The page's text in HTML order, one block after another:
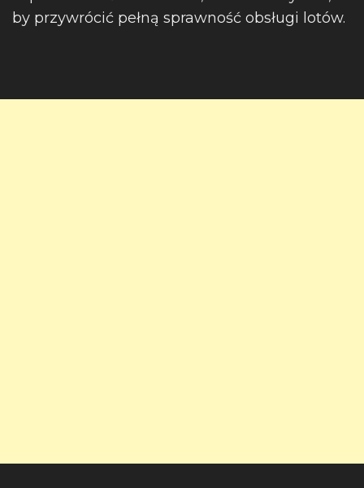
by przywrócić pełną sprawność obsługi lotów.